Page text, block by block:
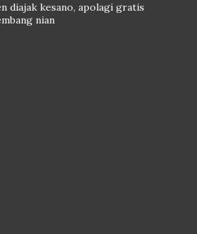
diajak kesano, apolagi gratis
nian